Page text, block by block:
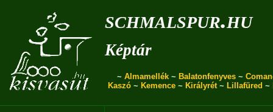
schmalspur.hu
Képtár
~ Almamellék ~ Balatonfenyves ~
Kaszó~ Kemence~ Királyrét~ Lillafüred ~